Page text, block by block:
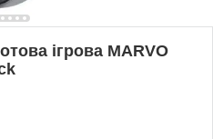
ігрова MARVO